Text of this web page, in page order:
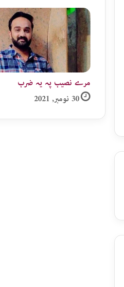
مرے نصیب پہ یہ ضرب
30 نومبر, 2021